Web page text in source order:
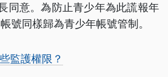
同意。為防止青少年為此謊報年
號同樣歸為青少年帳號管制。
監護權限？